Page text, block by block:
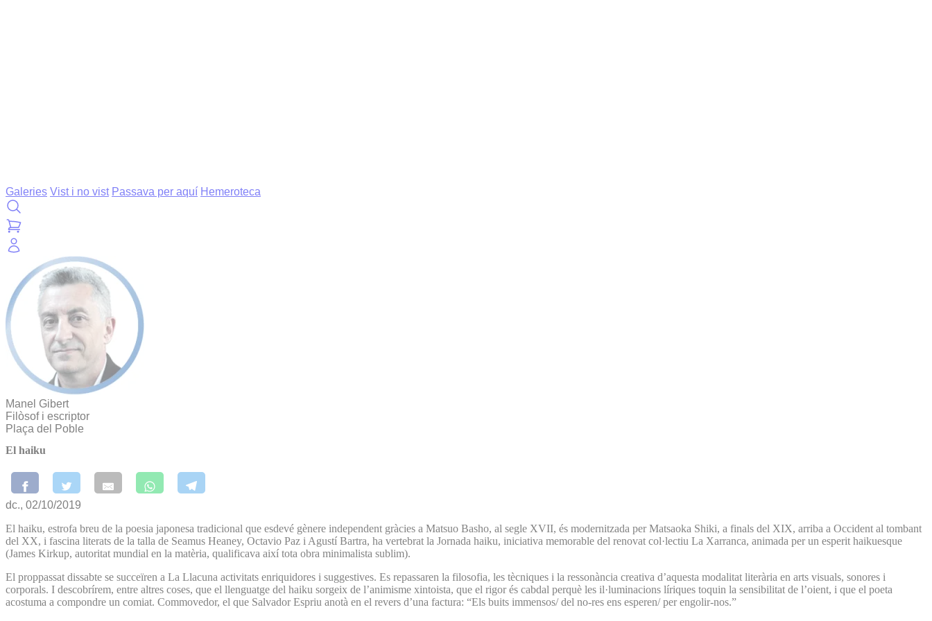
Galeries Vist i no vist Passava per aquí Hemeroteca
Manel Gibert
Filòsof i escriptor
Plaça del Poble
El haiku
dc., 02/10/2019
El haiku, estrofa breu de la poesia japonesa tradicional que esdevé gènere independent gràcies a Matsuo Basho, al segle XVII, és modernitzada per Matsaoka Shiki, a finals del XIX, arriba a Occident al tombant
del XX, i fascina literats de la talla de Seamus Heaney, Octavio Paz i Agustí Bartra, ha vertebrat la Jornada haiku, iniciativa memorable del renovat col·lectiu La Xarranca, animada per un esperit haikuesque
(James Kirkup, autoritat mundial en la matèria, qualificava així tota obra minimalista sublim).
El proppassat dissabte se succeïren a La Llacuna activitats enriquidores i suggestives. Es repassaren la filosofia, les tècniques i la ressonància creativa d’aquesta modalitat literària en arts visuals, sonores i
corporals. I descobrírem, entre altres coses, que el llenguatge del haiku sorgeix de l’animisme xintoista, que el rigor és cabdal perquè les il·luminacions líriques toquin la sensibilitat de l’oient, i que el poeta
acostuma a compondre un comiat. Commovedor, el que Salvador Espriu anotà en el revers d’una factura: “Els buits immensos/ del no-res ens esperen/ per engolir-nos.”